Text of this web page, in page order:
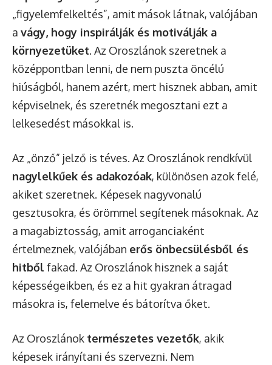
„figyelemfelkeltés”, amit mások látnak, valójában
a vágy, hogy inspirálják és motiválják a
környezetüket. Az Oroszlánok szeretnek a
középpontban lenni, de nem puszta öncélú
hiúságból, hanem azért, mert hisznek abban, amit
képviselnek, és szeretnék megosztani ezt a
lelkesedést másokkal is.
Az „önző” jelző is téves. Az Oroszlánok rendkívül
nagylelkűek és adakozóak, különösen azok felé,
akiket szeretnek. Képesek nagyvonalú
gesztusokra, és örömmel segítenek másoknak. Az
a magabiztosság, amit arroganciaként
értelmeznek, valójában erős önbecsülésből és
hitből fakad. Az Oroszlánok hisznek a saját
képességeikben, és ez a hit gyakran átragad
másokra is, felemelve és bátorítva őket.
Az Oroszlánok természetes vezetők, akik
képesek irányítani és szervezni. Nem